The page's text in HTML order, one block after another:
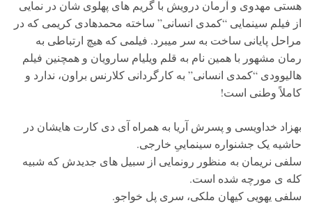
هستی مهدوی و آرمان درویش با گریم های پهلوی شان در نمایی
از فیلم سینمایی “کمدی انسانی” ساخته محمدهادی کریمی که در
مراحل پایانی ساخت به سر میبرد. فیلمی که هیچ ارتباطی به
رمان مشهور با همین نام به قلم ویلیام سارویان و همچنین فیلم
هالیوودی “کمدی انسانی” به کارگردانی کلارنس براون، ندارد و
کاملاً وطنی است!
بهزاد خداویسی و پسرش آریا به همراه آی دی کارت هایشان در
حاشیه یک جشنواره سینماییِ خارجی.
سلفی نریمان به منظور رونمایی از سبیل های جدیدش که شبیه
کله ی مورچه شده است.
سلفی یهویی کیهان ملکی، سری پل خواجو.